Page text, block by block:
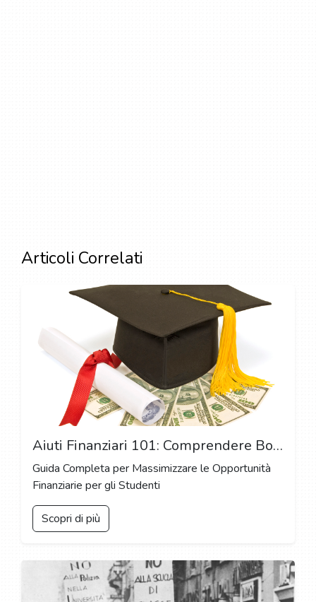
Articoli Correlati
Aiuti Finanziari 101: Comprendere Borse di Studio, Contributi e Prestiti Studenteschi
Guida Completa per Massimizzare le Opportunità
Finanziarie per gli Studenti
Scopri di più